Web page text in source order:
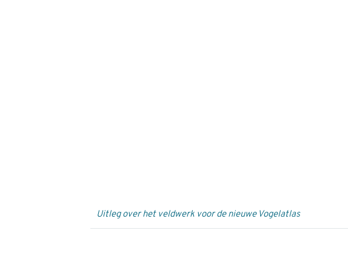
Uitleg over het veldwerk voor de nieuwe Vogelatlas